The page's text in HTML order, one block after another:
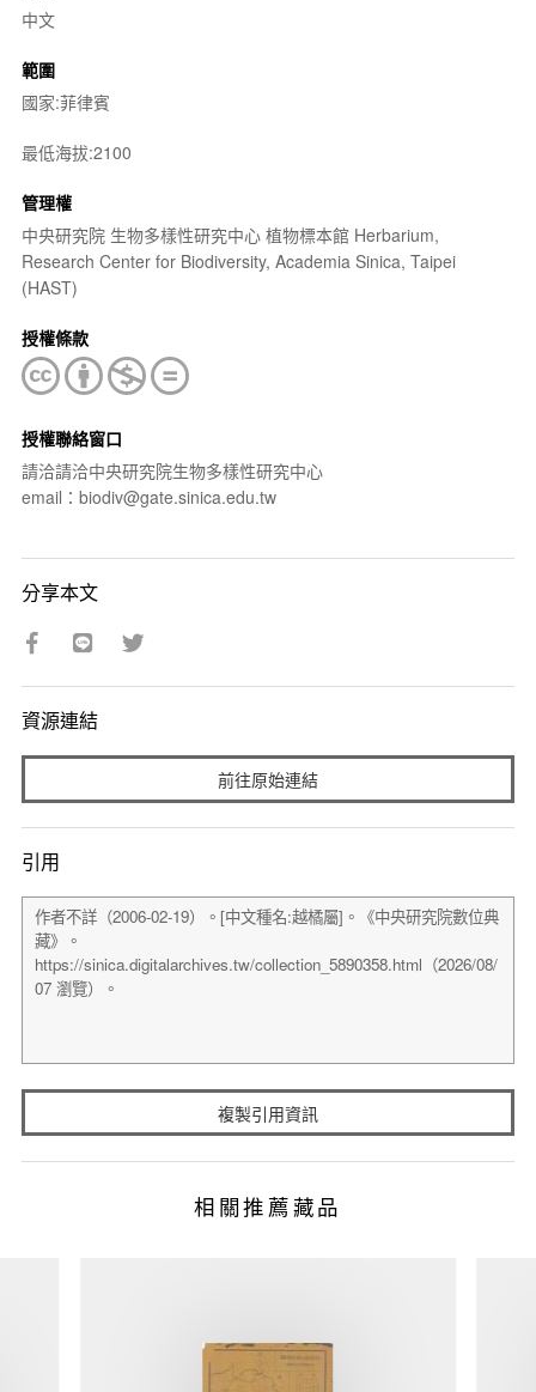
中文
範圍
國家:菲律賓
最低海拔:2100
管理權
中央研究院 生物多樣性研究中心 植物標本館 Herbarium,
Research Center for Biodiversity, Academia Sinica, Taipei
(HAST)
授權條款
授權聯絡窗口
請洽請洽中央研究院生物多樣性研究中心
email：biodiv@gate.sinica.edu.tw
分享本文
資源連結
前往原始連結
引用
複製引用資訊
相關推薦藏品